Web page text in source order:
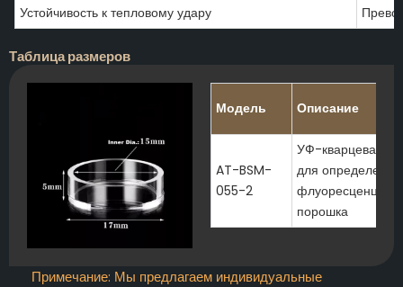
Устойчивость к тепловому удару
Таблица размеров
Модель Описание
AT-BSM-
055-2
УФ-кварцевая
для определения
флуоресценции
порошка
Примечание: Мы предлагаем индивидуальные